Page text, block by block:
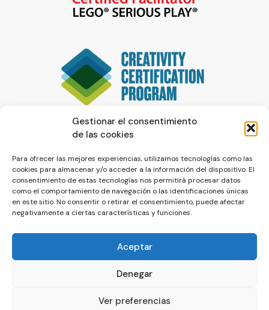
Gestionar el consentimiento
de las cookies
Para ofrecer las mejores experiencias, utilizamos tecnologías como las
cookies para almacenar y/o acceder a la información del dispositivo. El
consentimiento de estas tecnologías nos permitirá procesar datos
como el comportamiento de navegación o las identificaciones únicas
en este sitio. No consentir o retirar el consentimiento, puede afectar
negativamente a ciertas características y funciones.
Aceptar
Denegar
Ver preferencias
© La Servilleta - El Blog de Paco Prieto